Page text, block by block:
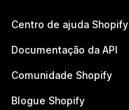
Centro de ajuda Shopify
Documentação da API
Comunidade Shopify
Blogue Shopify